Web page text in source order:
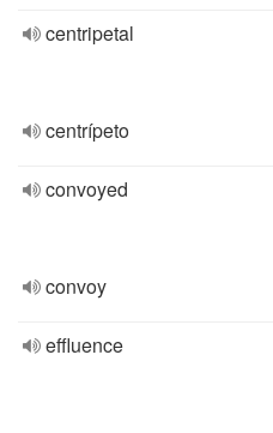
centripetal
centrípeto
convoyed
convoy
effluence